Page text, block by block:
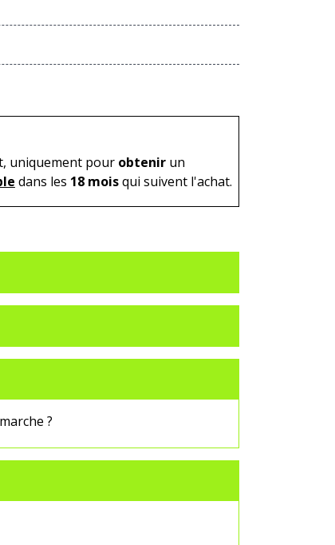
uniquement pour obtenirun
dans les 18 moisqui suivent l'achat.
?